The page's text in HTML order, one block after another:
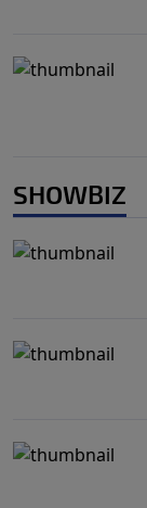
SHOWBIZ